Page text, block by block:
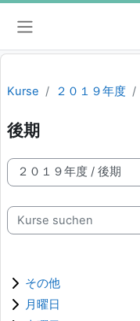
Zum Hauptinhalt
Kurse ２０１９年度
後期
Kursbereiche
Kurse suchen
その他
月曜日